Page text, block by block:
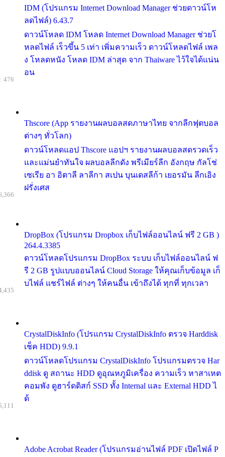
IDM (โปรแกรม Internet Download Manager ช่วยดาวน์โห
ลดไฟล์) 6.43.7
ดาวน์โหลด IDM โหลด Internet Download Manager ช่วยโ
หลดไฟล์ เร็วขึ้น 5 เท่า เพิ่มความเร็ว ดาวน์โหลดไฟล์ เพล
ง โหลดหนัง โหลด IDM ล่าสุด จาก Thaiware ไว้ใจได้แน่น
อน
Thscore (App รายงานผลบอลสดภาษาไทย จากลีกฟุตบอล
ต่างๆ ทั่วโลก)
ดาวน์โหลดแอป Thscore แอปฯ รายงานผลบอลสดรวดเร็ว
และแม่นยำทันใจ ผลบอลลีกดัง พรีเมียร์ลีก อังกฤษ กัลโช่
เซเรีย อา อิตาลี ลาลีกา สเปน บุนเดสลีก้า เยอรมัน ลีกเอิง
ฝรั่งเศส
476
DropBox (โปรแกรม Dropbox เก็บไฟล์ออนไลน์ ฟรี 2 GB )
264.4.3385
ดาวน์โหลดโปรแกรม DropBox ระบบ เก็บไฟล์ออนไลน์ ฟ
รี 2 GB รูปแบบออนไลน์ Cloud Storage ให้คุณเก็บข้อมูล เก็
บไฟล์ แชร์ไฟล์ ต่างๆ ให้คนอื่น เข้าถึงได้ ทุกที่ ทุกเวลา
CrystalDiskInfo (โปรแกรม CrystalDiskInfo ตรวจ Harddisk
เช็ค HDD) 9.9.1
ดาวน์โหลดโปรแกรม CrystalDiskInfo โปรแกรมตรวจ Har
ddisk ดู สถานะ HDD ดูอุณหภูมิเครื่อง ความเร็ว หาสาเหต
คอมพัง ดูฮาร์ดดิสก์ SSD ทั้ง Internal และ External HDD ไ
ด้
Adobe Acrobat Reader (โปรแกรมอ่านไฟล์ PDF เปิดไฟล์ P